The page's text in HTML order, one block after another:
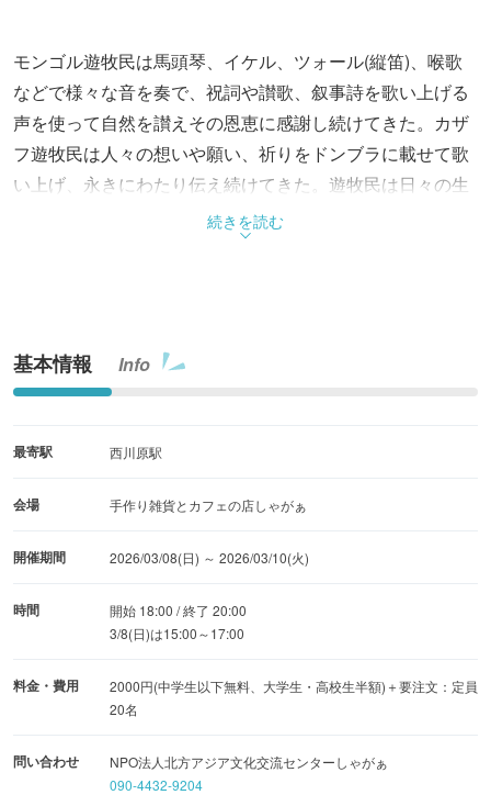
モンゴル遊牧民は馬頭琴、イケル、ツォール(縦笛)、喉歌
などで様々な音を奏で、祝詞や讃歌、叙事詩を歌い上げる
声を使って自然を讃えその恩恵に感謝し続けてきた。カザ
フ遊牧民は人々の想いや願い、祈りをドンブラに載せて歌
い上げ、永きにわたり伝え続けてきた。遊牧民は日々の生
活の中でこれを当たり前に伝え続け、かの大自然、大草原
を残してくれたのだ。そんな彼らのありのままの姿を感じ
続きを読む
基本情報 Info
最寄駅 西川原駅
会場 手作り雑貨とカフェの店しゃがぁ
開催期間 2026/03/08(日) ～ 2026/03/10(火)
時間
開始 18:00 / 終了 20:00
3/8(日)は15:00～17:00
料金・費用
2000円(中学生以下無料、大学生・高校生半額)＋要注文：定員
20名
問い合わせ
NPO法人北方アジア文化交流センターしゃがぁ
090-4432-9204